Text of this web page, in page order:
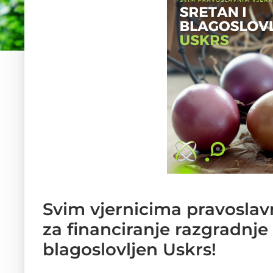
Svim vjernicima
za financiranje razgradnje
blagoslovljen Uskrs!